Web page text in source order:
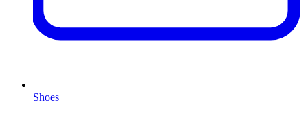
Shoes